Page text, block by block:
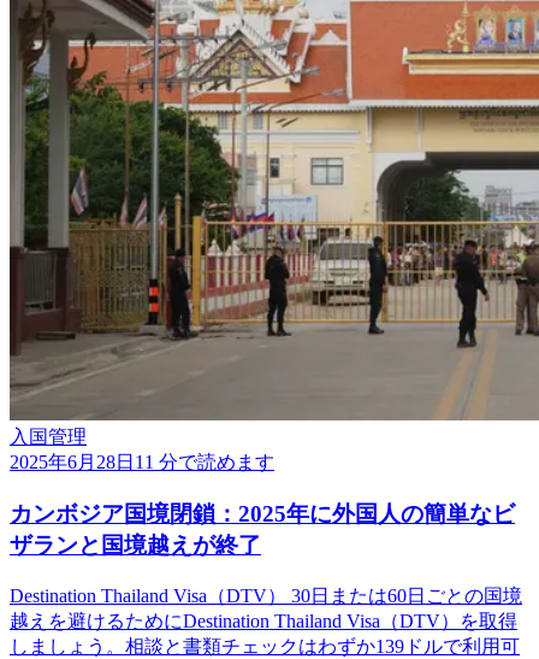
入国管理
2025年6月28日 11 分で読めます
カンボジア国境閉鎖：2025年に外国人の簡単なビ
ザランと国境越えが終了
Destination Thailand Visa（DTV） 30日または60日ごとの国境
越えを避けるためにDestination Thailand Visa（DTV）を取得
しましょう。相談と書類チェックはわずか139ドルで利用可